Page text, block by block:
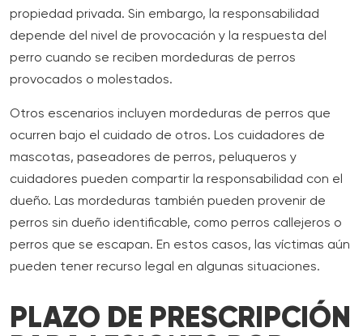
propiedad privada. Sin embargo, la responsabilidad
depende del nivel de provocación y la respuesta del
perro cuando se reciben mordeduras de perros
provocados o molestados.
Otros escenarios incluyen mordeduras de perros que
ocurren bajo el cuidado de otros. Los cuidadores de
mascotas, paseadores de perros, peluqueros y
cuidadores pueden compartir la responsabilidad con el
dueño. Las mordeduras también pueden provenir de
perros sin dueño identificable, como perros callejeros o
perros que se escapan. En estos casos, las víctimas aún
pueden tener recurso legal en algunas situaciones.
PLAZO DE PRESCRIPCIÓN